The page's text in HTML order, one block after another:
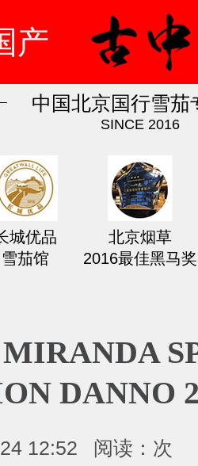
产
中国北京国行雪茄
SINCE 2016
城优品
雪茄馆
北京烟草
2016最佳黑马奖
DANNO
12:52 阅读： 次